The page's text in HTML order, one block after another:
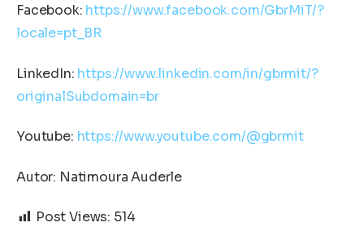
Facebook: https://www.facebook.com/GbrMiT/?
locale=pt_BR
LinkedIn: https://www.linkedin.com/in/gbrmit/?
originalSubdomain=br
Youtube: https://www.youtube.com/@gbrmit
Autor: Natimoura Auderle
Post Views: 514